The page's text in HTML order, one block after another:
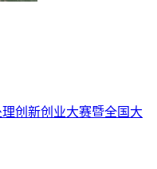
创新创业大赛暨全国大